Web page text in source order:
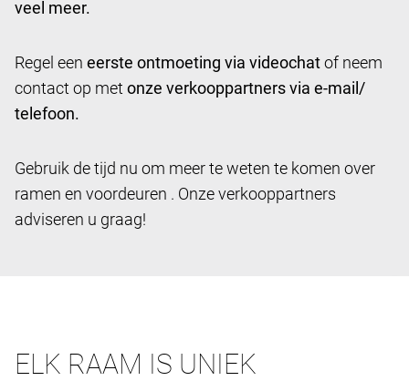
veel meer.
Regel een eerste ontmoeting via videochatof neem
contact op met onze verkooppartners via e-mail/
telefoon.
Gebruik de tijd nu om meer te weten te komen over
ramen en voordeuren . Onze verkooppartners
adviseren u graag!
ELK RAAM IS UNIEK